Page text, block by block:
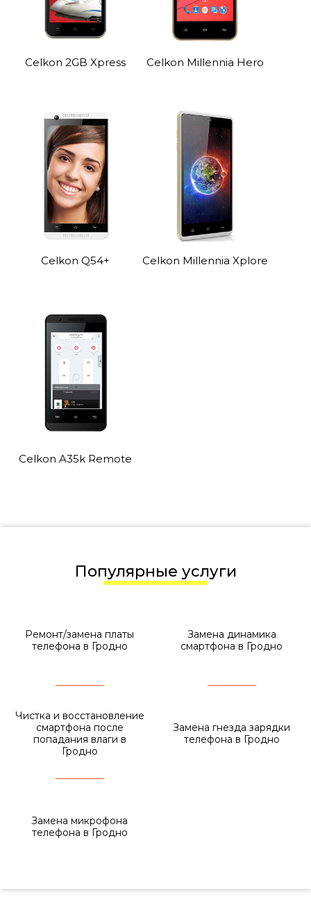
Celkon 2GB Xpress Celkon Millennia Hero
Celkon Q54+ Celkon Millennia Xplore
Celkon A35k Remote
Популярные услуги
Ремонт/замена платы
телефона в Гродно
Замена динамика
смартфона в Гродно
Чистка и восстановление
смартфона после
попадания влаги в
Гродно
Замена гнезда зарядки
телефона в Гродно
Замена микрофона
телефона в Гродно